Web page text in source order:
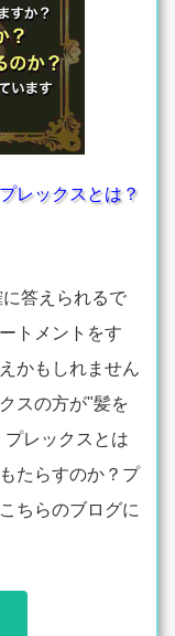
レックスとは？
答えられるで
トメントをす
かもしれません
スの方が"髪を
レックスとは
たらすのか？プ
ちらのブログに